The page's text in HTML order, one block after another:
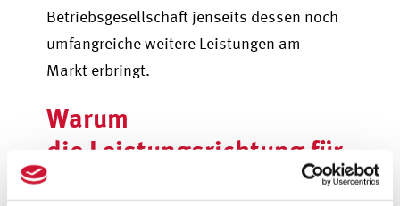
Betriebsgesellschaft jenseits dessen noch
umfangreiche weitere Leistungen am
Markt erbringt.
Warum
die Leistungsrichtung für
den BFH irrelevant ist